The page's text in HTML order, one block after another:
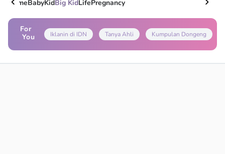
HomeBabyKidBig KidLifePregnancy
For
You
Iklanin di IDN Tanya Ahli Kumpulan Dongeng